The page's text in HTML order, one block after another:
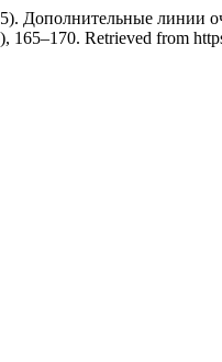
Дополнительные линии
165–170. Retrieved from